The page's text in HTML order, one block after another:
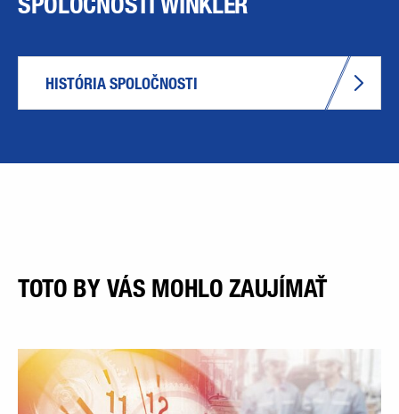
HISTÓRIA SPOLOČNOSTI
TOTO BY VÁS MOHLO ZAUJÍMAŤ